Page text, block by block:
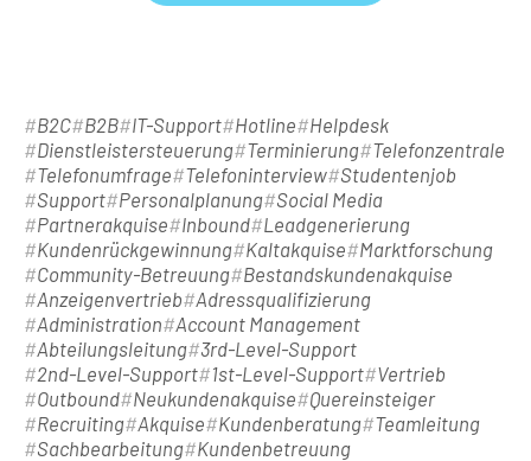
B2C B2B IT-Support Hotline
Helpdesk
Dienstleistersteuerung Terminierung Telefonzentrale
Telefonumfrage
Telefoninterview Studentenjob
Support Personalplanung Social Media
Partnerakquise
Inbound Leadgenerierung
Kundenrückgewinnung Kaltakquise
Marktforschung
Community-Betreuung Bestandskundenakquise
Anzeigenvertrieb Adressqualifizierung
Administration Account Management
Abteilungsleitung 3rd-Level-Support
2nd-Level-Support
1st-Level-Support Vertrieb
Outbound Neukundenakquise
Quereinsteiger
Recruiting Akquise Kundenberatung Teamleitung
Sachbearbeitung Kundenbetreuung